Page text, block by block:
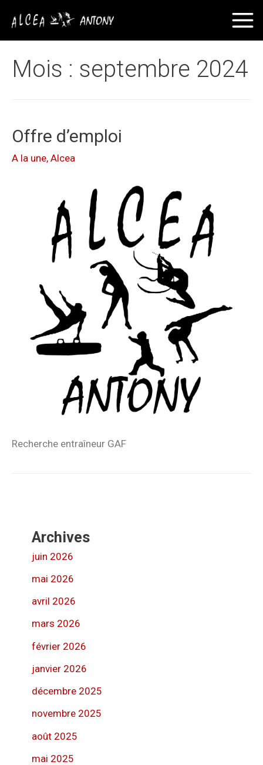
Mois : septembre 2024
Offre d’emploi
A la une, Alcea
Recherche entraîneur GAF
Archives
juin 2026
mai 2026
avril 2026
mars 2026
février 2026
janvier 2026
décembre 2025
novembre 2025
août 2025
mai 2025